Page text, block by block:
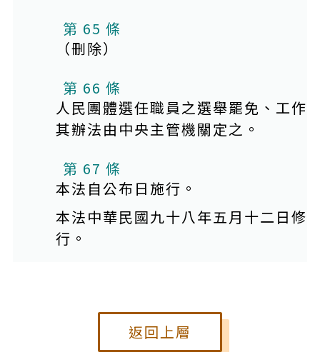
第 65 條
（刪除）
第 66 條
人民團體選任職員之選舉罷免、工作
其辦法由中央主管機關定之。
第 67 條
本法自公布日施行。
本法中華民國九十八年五月十二日修
行。
返回上層